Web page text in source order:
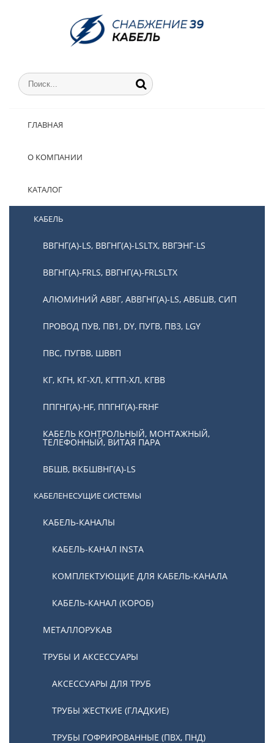
ГЛАВНАЯ
О КОМПАНИИ
КАТАЛОГ
КАБЕЛЬ
ВВГНГ(А)-LS, ВВГНГ(А)-LSLTX, ВВГЭНГ-LS
ВВГНГ(А)-FRLS, ВВГНГ(А)-FRLSLTX
АЛЮМИНИЙ АВВГ, АВВГНГ(А)-LS, АВБШВ, СИП
ПРОВОД ПУВ, ПВ1, DY, ПУГВ, ПВ3, LGY
ПВС, ПУГВВ, ШВВП
КГ, КГН, КГ-ХЛ, КГТП-ХЛ, КГВВ
ППГНГ(А)-HF, ППГНГ(А)-FRHF
КАБЕЛЬ КОНТРОЛЬНЫЙ, МОНТАЖНЫЙ,
ТЕЛЕФОННЫЙ, ВИТАЯ ПАРА
ВБШВ, ВКБШВНГ(А)-LS
КАБЕЛЕНЕСУЩИЕ СИСТЕМЫ
КАБЕЛЬ-КАНАЛЫ
КАБЕЛЬ-КАНАЛ INSTA
КОМПЛЕКТУЮЩИЕ ДЛЯ КАБЕЛЬ-КАНАЛА
КАБЕЛЬ-КАНАЛ (КОРОБ)
МЕТАЛЛОРУКАВ
ТРУБЫ И АКСЕССУАРЫ
АКСЕССУАРЫ ДЛЯ ТРУБ
ТРУБЫ ЖЕСТКИЕ (ГЛАДКИЕ)
ТРУБЫ ГОФРИРОВАННЫЕ (ПВХ, ПНД)